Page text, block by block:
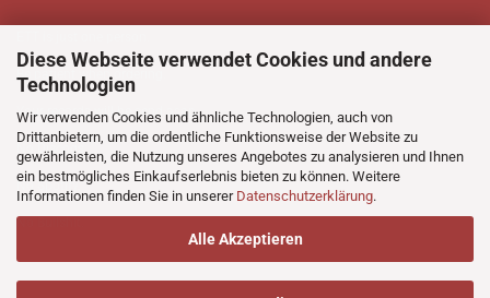
Diese Webseite verwendet Cookies und andere
Technologien
Wir verwenden Cookies und ähnliche Technologien, auch von
Drittanbietern, um die ordentliche Funktionsweise der Website zu
gewährleisten, die Nutzung unseres Angebotes zu analysieren und Ihnen
ein bestmögliches Einkaufserlebnis bieten zu können. Weitere
Informationen finden Sie in unserer Datenschutzerklärung.
Alle Akzeptieren
Be patient when ordering.
Your records will be send asap.
No Discogs.
No Spotify.
No Bullshit.